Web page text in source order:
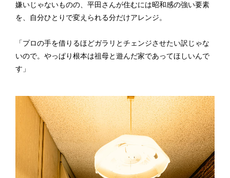
嫌いじゃないものの、平田さんが住むには昭和感の強い要素
を、自分ひとりで変えられる分だけアレンジ。
「プロの手を借りるほどガラリとチェンジさせたい訳じゃな
いので。やっぱり根本は祖母と遊んだ家であってほしいんで
す」